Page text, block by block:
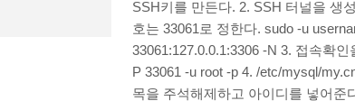
SSH키를 만든다. 2. SSH 터널을 생
호는 33061로 정한다. sudo -u
33061:127.0.0.1:3306 -N 3. 접속확
P 33061 -u root -p 4. /etc/mysql/
목을 주석해제하고 아이디를 넣어준